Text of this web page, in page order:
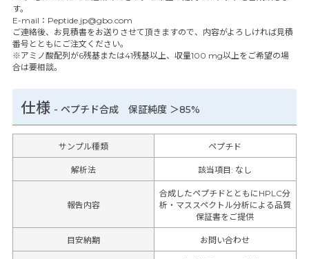
す。
E-mail：Peptide.jp@gbo.com
ご連絡後、お見積書をお送りさせて頂きますので、内容がよろしければ見積
番号とともにご注文ください。
※アミノ酸配列が6残基または41残基以上、収量100 mg以上をご希望の場
合は要相談。
仕様 - ペプチド合成 保証純度 ＞85%
サンプル種類 ペプチド
解析法 該当項目: なし
報告内容
合成したペプチドとともにHPLC分
析・マススペクトル分析による品質
保証書をご提供
目安納期 お問い合わせ